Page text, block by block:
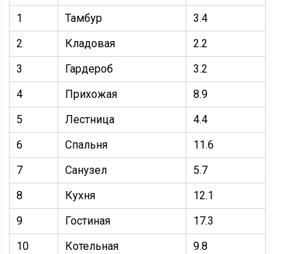
1
Тамбур
3.4
2
Кладовая
2.2
3
Гардероб
3.2
4
Прихожая
8.9
5
Лестница
4.4
6
Спальня
11.6
7
Санузел
5.7
8
Кухня
12.1
9
Гостиная
17.3
10
Котельная
9.8